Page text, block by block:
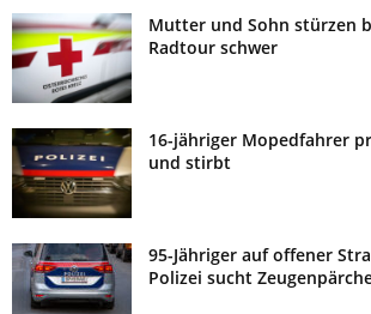
Mutter und Sohn stürzen
Radtour schwer
16-jähriger Mopedfahrer
und stirbt
95-Jähriger auf offener
Polizei sucht